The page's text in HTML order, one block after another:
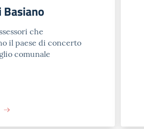
che
il paese di concerto
comunale